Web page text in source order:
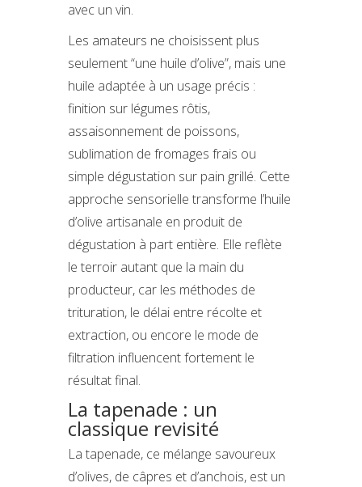
avec un vin.
Les amateurs ne choisissent plus
seulement “une huile d’olive”, mais une
huile adaptée à un usage précis :
finition sur légumes rôtis,
assaisonnement de poissons,
sublimation de fromages frais ou
simple dégustation sur pain grillé. Cette
approche sensorielle transforme l’huile
d’olive artisanale en produit de
dégustation à part entière. Elle reflète
le terroir autant que la main du
producteur, car les méthodes de
trituration, le délai entre récolte et
extraction, ou encore le mode de
filtration influencent fortement le
résultat final.
La tapenade : un
classique revisité
La tapenade, ce mélange savoureux
d’olives, de câpres et d’anchois, est un